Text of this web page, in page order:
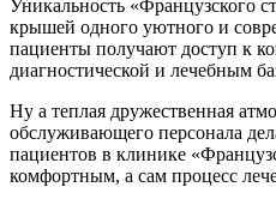
Уникальность «Французского
крышей одного уютного и
пациенты получают доступ к
диагностической и лечебным
Ну а теплая дружественная
обслуживающего персонала
пациентов в клинике
комфортным, а сам процесс